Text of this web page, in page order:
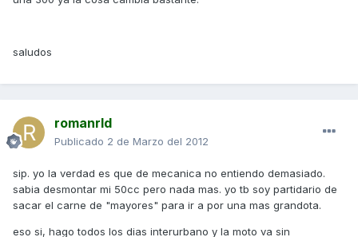
saludos
romanrld
Publicado 2 de Marzo del 2012
sip. yo la verdad es que de mecanica no entiendo demasiado.
sabia desmontar mi 50cc pero nada mas. yo tb soy partidario de
sacar el carne de "mayores" para ir a por una mas grandota.
eso si, hago todos los dias interurbano y la moto va sin